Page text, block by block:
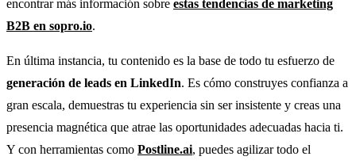
encontrar más información sobre estas tendencias de marketing
B2B en sopro.io.
En última instancia, tu contenido es la base de todo tu esfuerzo de
generación de leads en LinkedIn. Es cómo construyes confianza a
gran escala, demuestras tu experiencia sin ser insistente y creas una
presencia magnética que atrae las oportunidades adecuadas hacia ti.
Y con herramientas como Postline.ai, puedes agilizar todo el